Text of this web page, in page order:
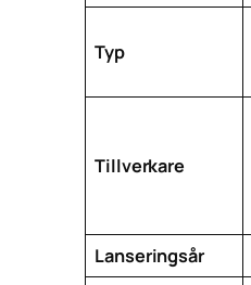
Typ
Tillverkare
Lanseringsår